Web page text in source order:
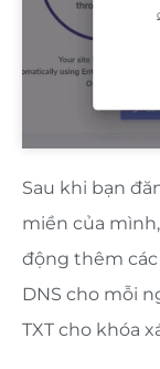
Sau khi bạn
miền của
động thêm
DNS cho mỗi
TXT cho khóa